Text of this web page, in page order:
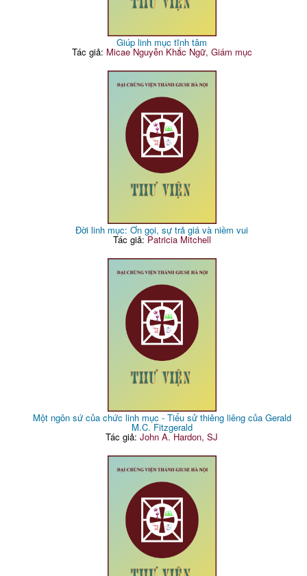
Giúp linh mục tĩnh tâm
Tác giả: Micae Nguyễn Khắc Ngữ, Giám mục
Đời linh mục: Ơn gọi, sự trả giá và niềm vui
Tác giả:Patricia Mitchell
Một ngôn sứ của chức linh mục - Tiểu sử thiêng liêng của Gerald
M.C. Fitzgerald
Tác giả:John A. Hardon, SJ